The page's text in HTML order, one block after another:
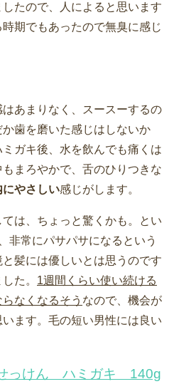
たので、人によると思います
期でもあったので無臭に感じ
あまりなく、スースーするの
歯を磨いた感じはしないか
ガキ後、水を飲んでも痛くは
まろやかで、舌のひりつきな
にやさしい感じがします。
は、ちょっと驚くかも。とい
非常にパサパサになるという
髪には優しいとは思うのです
た。 1週間くらい使い続ける
なくなるそう なので、機会が
ます。毛の短い男性には良い
っけん ハミガキ 140g